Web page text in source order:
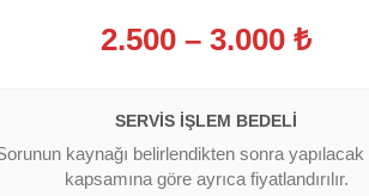
2.500 – 3.000 ₺
SERVIS İŞLEM BEDELI
kaynağı belirlendikten sonra
kapsamına göre ayrıca fiyatlandırılır.